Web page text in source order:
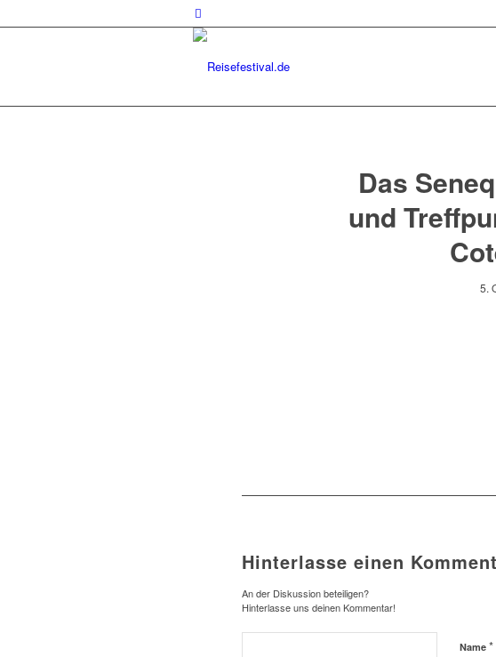
Das
und
5.
Hinterlasse einen
An der Diskussion beteiligen?
Hinterlasse uns deinen Kommentar!
Name *